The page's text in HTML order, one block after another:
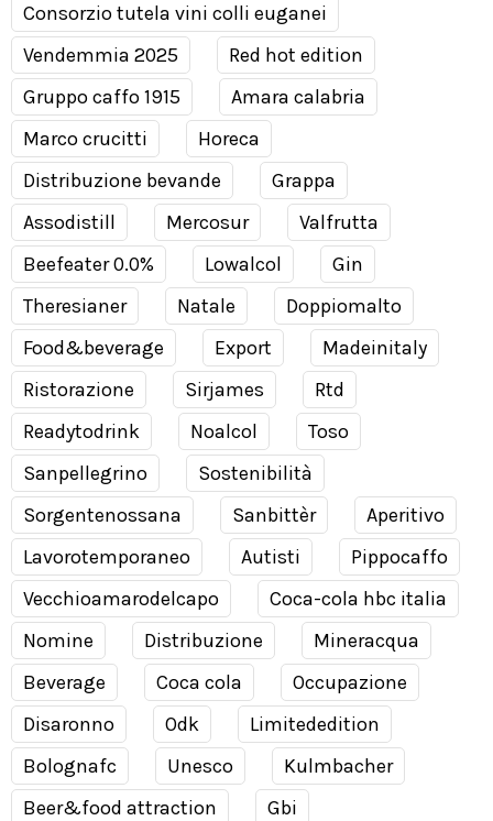
Consorzio tutela vini colli euganei
Vendemmia 2025
Red hot edition
Gruppo caffo 1915
Amara calabria
Marco crucitti
Horeca
Distribuzione bevande
Grappa
Assodistill
Mercosur
Valfrutta
Beefeater 0.0%
Lowalcol
Gin
Theresianer
Natale
Doppiomalto
Food&beverage
Export
Madeinitaly
Ristorazione
Sirjames
Rtd
Readytodrink
Noalcol
Toso
Sanpellegrino
Sostenibilità
Sorgentenossana
Sanbittèr
Aperitivo
Lavorotemporaneo
Autisti
Pippocaffo
Vecchioamarodelcapo
Coca-cola hbc italia
Nomine
Distribuzione
Mineracqua
Beverage
Coca cola
Occupazione
Disaronno
Odk
Limitededition
Bolognafc
Unesco
Kulmbacher
Beer&food attraction
Gbi